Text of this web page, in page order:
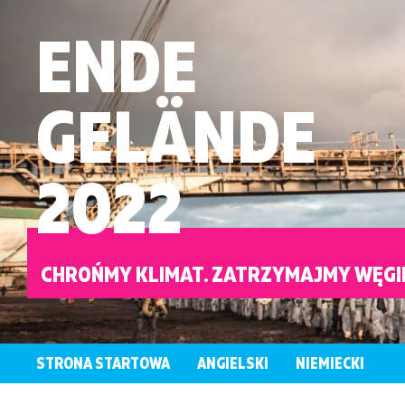
ENDE
GELÄNDE
2022
CHROŃMY KLIMAT. ZATRZYMAJMY
STRONA STARTOWA ANGIELSKI NIEMIECKI